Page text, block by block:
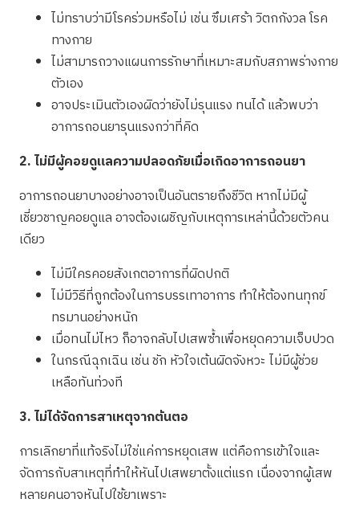
ไม่ทราบว่ามีโรคร่วมหรือไม่ เช่น ซึมเศร้า วิตกกังวล โรค
ทางกาย
ไม่สามารถวางแผนการรักษาที่เหมาะสมกับสภาพร่างกาย
ตัวเอง
อาจประเมินตัวเองผิดว่ายังไม่รุนแรง ทนได้ แล้วพบว่า
อาการถอนยารุนแรงกว่าที่คิด
2. ไม่มีผู้คอยดูแลความปลอดภัยเมื่อเกิดอาการถอนยา
อาการถอนยาบางอย่างอาจเป็นอันตรายถึงชีวิต หากไม่มีผู้
เชี่ยวชาญคอยดูแล อาจต้องเผชิญกับเหตุการเหล่านี้ด้วยตัวคน
เดียว
ไม่มีใครคอยสังเกตอาการที่ผิดปกติ
ไม่มีวิธีที่ถูกต้องในการบรรเทาอาการ ทำให้ต้องทนทุกข์
ทรมานอย่างหนัก
เมื่อทนไม่ไหว ก็อาจกลับไปเสพซ้ำเพื่อหยุดความเจ็บปวด
ในกรณีฉุกเฉิน เช่น ชัก หัวใจเต้นผิดจังหวะ ไม่มีผู้ช่วย
เหลือทันท่วงที
3. ไม่ได้จัดการสาเหตุจากต้นตอ
การเลิกยาที่แท้จริงไม่ใช่แค่การหยุดเสพ แต่คือการเข้าใจและ
จัดการกับสาเหตุที่ทำให้หันไปเสพยาตั้งแต่แรก เนื่องจากผู้เสพ
หลายคนอาจหันไปใช้ยาเพราะ